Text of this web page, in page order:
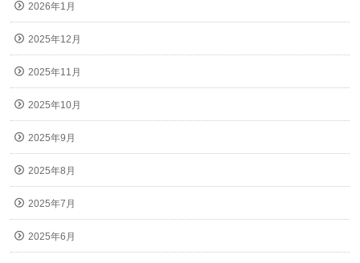
2026年1月
2025年12月
2025年11月
2025年10月
2025年9月
2025年8月
2025年7月
2025年6月